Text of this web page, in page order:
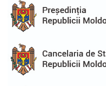
Secretar
Comisii
de
specialitate